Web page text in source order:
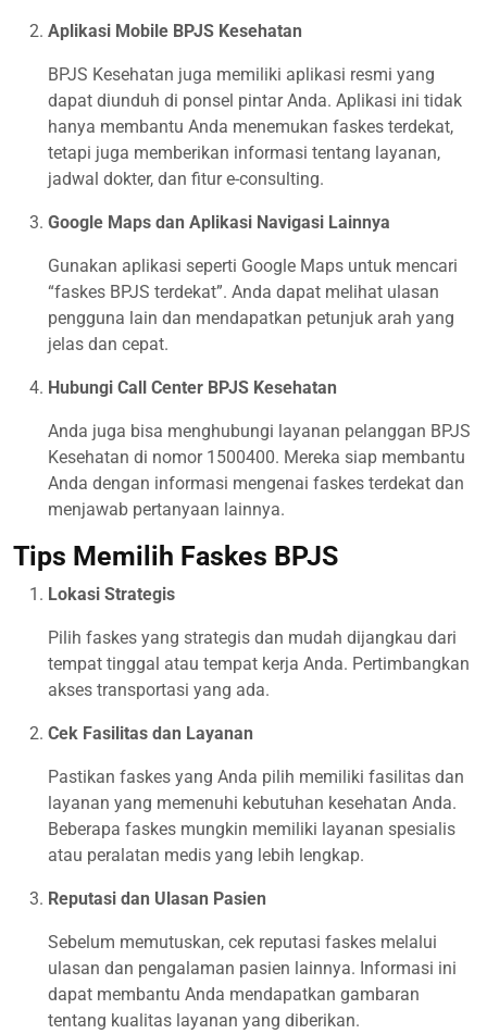
Aplikasi Mobile BPJS Kesehatan
BPJS Kesehatan juga memiliki aplikasi resmi yang
dapat diunduh di ponsel pintar Anda. Aplikasi ini tidak
hanya membantu Anda menemukan faskes terdekat,
tetapi juga memberikan informasi tentang layanan,
jadwal dokter, dan fitur e-consulting.
Google Maps dan Aplikasi Navigasi Lainnya
Gunakan aplikasi seperti Google Maps untuk mencari
“faskes BPJS terdekat”. Anda dapat melihat ulasan
pengguna lain dan mendapatkan petunjuk arah yang
jelas dan cepat.
Hubungi Call Center BPJS Kesehatan
Anda juga bisa menghubungi layanan pelanggan BPJS
Kesehatan di nomor 1500400. Mereka siap membantu
Anda dengan informasi mengenai faskes terdekat dan
menjawab pertanyaan lainnya.
Tips Memilih Faskes BPJS
Lokasi Strategis
Pilih faskes yang strategis dan mudah dijangkau dari
tempat tinggal atau tempat kerja Anda. Pertimbangkan
akses transportasi yang ada.
Cek Fasilitas dan Layanan
Pastikan faskes yang Anda pilih memiliki fasilitas dan
layanan yang memenuhi kebutuhan kesehatan Anda.
Beberapa faskes mungkin memiliki layanan spesialis
atau peralatan medis yang lebih lengkap.
Reputasi dan Ulasan Pasien
Sebelum memutuskan, cek reputasi faskes melalui
ulasan dan pengalaman pasien lainnya. Informasi ini
dapat membantu Anda mendapatkan gambaran
tentang kualitas layanan yang diberikan.